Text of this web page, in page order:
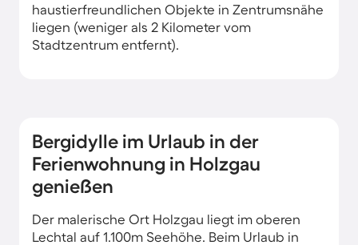
haustierfreundlichen Objekte in Zentrumsnähe
liegen (weniger als 2 Kilometer vom
Stadtzentrum entfernt).
Bergidylle im Urlaub in der
Ferienwohnung in Holzgau
genießen
Der malerische Ort Holzgau liegt im oberen
Lechtal auf 1.100m Seehöhe. Beim Urlaub in